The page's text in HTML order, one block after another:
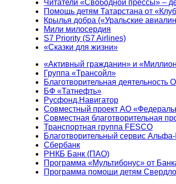
Читатели «Свободной прессы» –
Помощь детям Татарстана от
Крылья добра («Уральские
Мили милосердия
S7 Priority (S7 Airlines)
«Сказки для жизни»
«Активный гражданин» и
Группа «Трансойл»
Благотворительная деятельность
БФ «Татнефть»
Русфонд.Навигатор
Совместный проект АО
Совместная благотворительная
Транспортная группа FESCO
Благотворительный сервис
Сбербанк
РНКБ Банк (ПАО)
Программа «Мультибонус» от
Программа помощи детям